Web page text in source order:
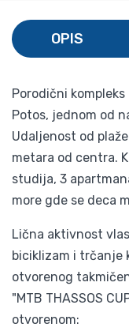
OPIS
Porodični kompleks
Potos, jednom od
Udaljenost od
metara od centra.
studija, 3
more gde se deca
Lična aktivnost
biciklizam i trčanje
otvorenog
"MTB THASSOS
otvorenom: